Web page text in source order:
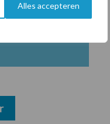
Alles accepteren